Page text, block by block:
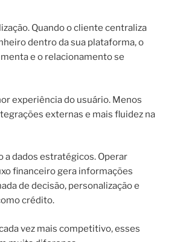
Quando o cliente centraliza
dentro da sua plataforma, o
e o relacionamento se
experiência do usuário. Menos
externas e mais fluidez na
a dados estratégicos. Operar
financeiro gera informações
de decisão, personalização e
crédito.
vez mais competitivo, esses